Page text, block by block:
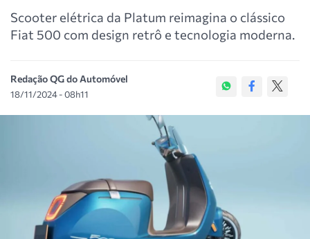
Scooter elétrica da Platum reimagina o clássico
Fiat 500 com design retrô e tecnologia moderna.
Redação QG do Automóvel
18/11/2024 - 08h11